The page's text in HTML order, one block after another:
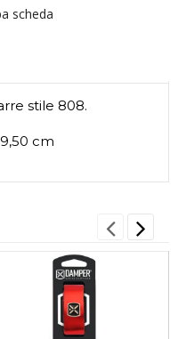
scheda
stile 808.
cm